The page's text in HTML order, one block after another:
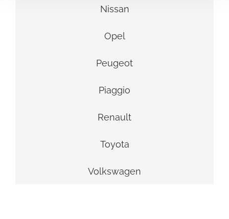
Nissan
Opel
Peugeot
Piaggio
Renault
Toyota
Volkswagen